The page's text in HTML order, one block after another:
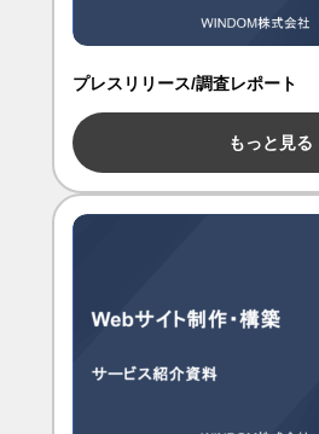
プレスリリース/調査レポート
もっと見る